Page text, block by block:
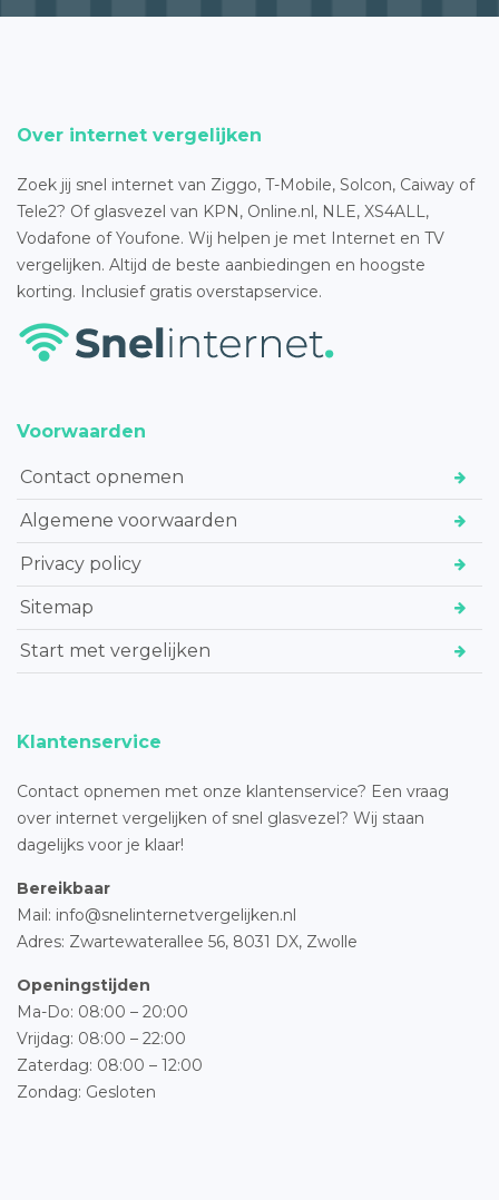
Over internet vergelijken
Zoek jij snel internet van Ziggo, T-Mobile, Solcon, Caiway of
Tele2? Of glasvezel van KPN, Online.nl, NLE, XS4ALL,
Vodafone of Youfone. Wij helpen je met Internet en TV
vergelijken. Altijd de beste aanbiedingen en hoogste
korting. Inclusief gratis overstapservice.
Voorwaarden
Contact opnemen
Algemene voorwaarden
Privacy policy
Sitemap
Start met vergelijken
Klantenservice
Contact opnemen met onze klantenservice? Een vraag
over internet vergelijken of snel glasvezel? Wij staan
dagelijks voor je klaar!
Bereikbaar
Mail: info@snelinternetvergelijken.nl
Adres: Zwartewaterallee 56, 8031 DX, Zwolle
Openingstijden
Ma-Do: 08:00 – 20:00
Vrijdag: 08:00 – 22:00
Zaterdag: 08:00 – 12:00
Zondag: Gesloten